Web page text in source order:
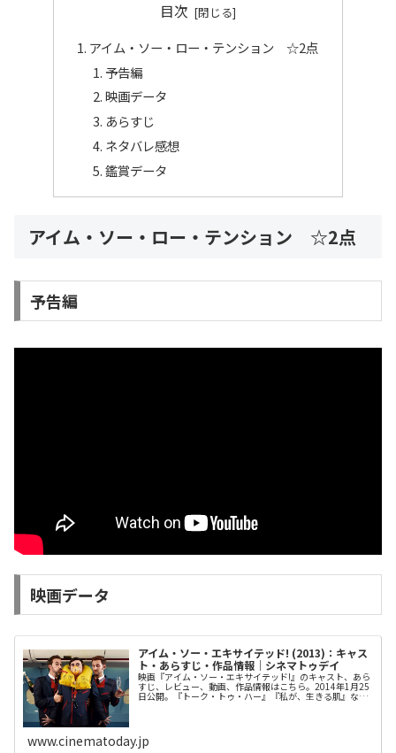
目次
アイム・ソー・ロー・テンション ☆2点
予告編
映画データ
あらすじ
ネタバレ感想
鑑賞データ
アイム・ソー・ロー・テンション ☆2点
予告編
映画データ
アイム・ソー・エキサイテッド! (2013)：キャス
ト・あらすじ・作品情報｜シネマトゥデイ
映画『アイム・ソー・エキサイテッド!』のキャスト、あら
すじ、レビュー、動画、作品情報はこちら。2014年1月25
日公開。『トーク・トゥ・ハー』『私が、生きる肌』など
www.cinematoday.jp